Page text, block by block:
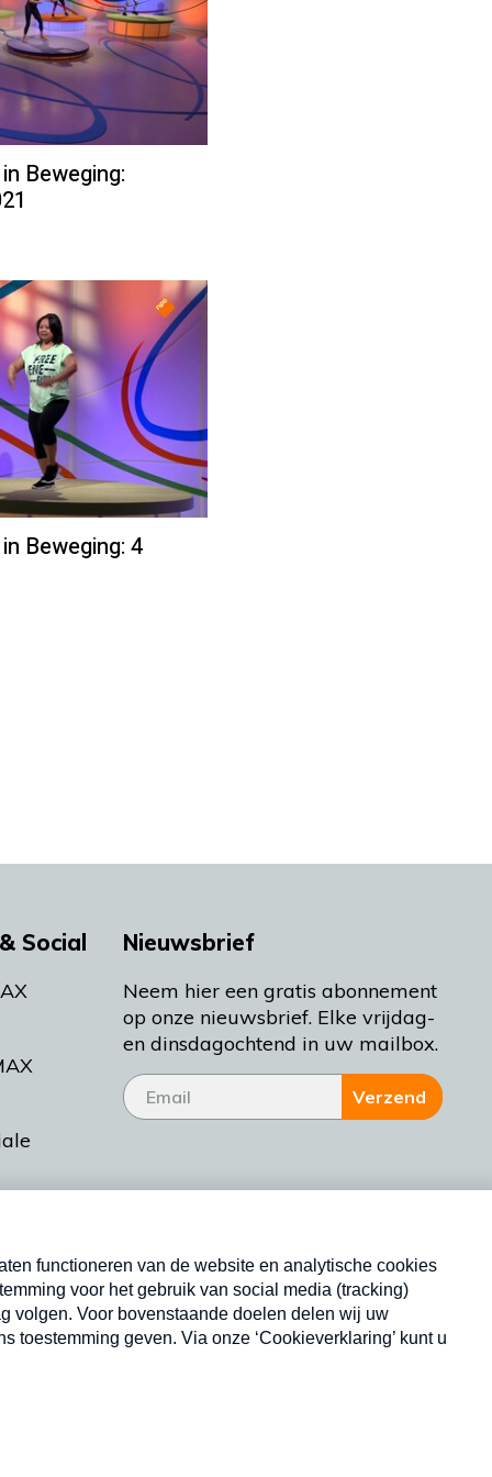
Beweging:
Beweging: 4
Social
Bakt
Nieuwsbrief
Neem hier een gratis abonnement
op onze nieuwsbrief. Elke vrijdag-
en dinsdagochtend in uw mailbox.
Verzend
Nieuwsbrief
Neem hier een gratis abonnement op onze